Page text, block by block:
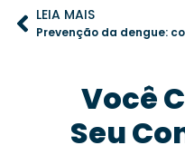
LEIA MAIS
Você
Seu